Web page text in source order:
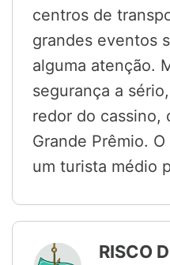
centros de
grandes eventos
alguma atenção.
segurança a
redor do cassino,
Grande Prêmio.
um turista médio
RISCO